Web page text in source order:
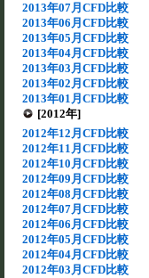
2013年07月CFD比較
2013年06月CFD比較
2013年05月CFD比較
2013年04月CFD比較
2013年03月CFD比較
2013年02月CFD比較
2013年01月CFD比較
[2012年]
2012年12月CFD比較
2012年11月CFD比較
2012年10月CFD比較
2012年09月CFD比較
2012年08月CFD比較
2012年07月CFD比較
2012年06月CFD比較
2012年05月CFD比較
2012年04月CFD比較
2012年03月CFD比較